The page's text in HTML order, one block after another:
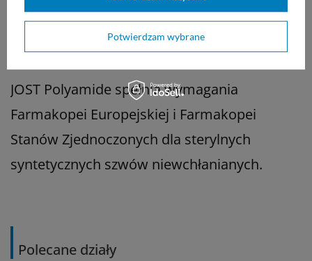
25°C, z dala od bezpośredniego światła
słonecznego, ciepła i wilgoci.
JOST Polyamide spełnia wymagania
Farmakopei Europejskiej i Farmakopei
Stanów Zjednoczonych dla sterylnych
syntetycznych szwów niewchłanianych.
Polecane działy
Potwierdzam wybrane